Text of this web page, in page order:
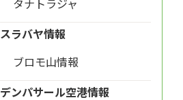
タナトラジャ
スラバヤ情報
ブロモ山情報
デンパサール空港情報